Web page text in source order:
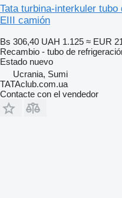
Tata turbina-interkuler
EIII camión
Bs 306,40 UAH 1.125 ≈ EUR
Recambio - tubo de
Estado nuevo
Ucrania, Sumi
TATAclub.com.ua
Contacte con el vendedor